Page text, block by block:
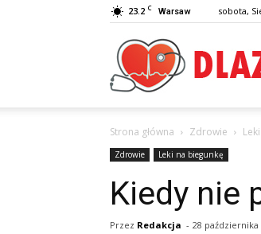
23.2 C Warsaw sobota,
Strona główna Zdrowie
Zdrowie Leki na biegunkę
Kiedy nie
Przez Redakcja - 28 października